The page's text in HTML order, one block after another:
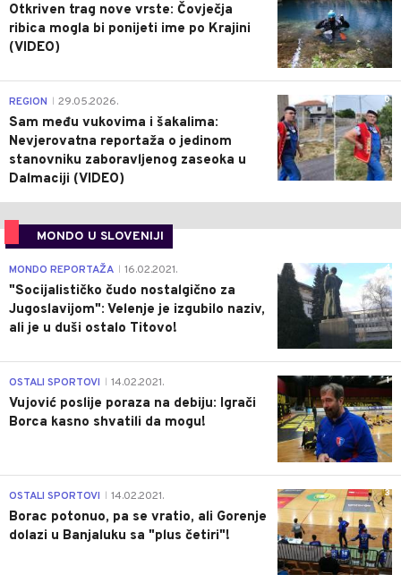
Otkriven trag nove vrste: Čovječja
ribica mogla bi ponijeti ime po Krajini
(VIDEO)
0
REGION 29.05.2026.
Sam među vukovima i šakalima:
Nevjerovatna reportaža o jedinom
stanovniku zaboravljenog zaseoka u
Dalmaciji (VIDEO)
MONDO U SLOVENIJI
4
MONDO REPORTAŽA 16.02.2021.
"Socijalističko čudo nostalgično za
Jugoslavijom": Velenje je izgubilo naziv,
ali je u duši ostalo Titovo!
1
OSTALI SPORTOVI 14.02.2021.
Vujović poslije poraza na debiju: Igrači
Borca kasno shvatili da mogu!
3
OSTALI SPORTOVI 14.02.2021.
Borac potonuo, pa se vratio, ali Gorenje
dolazi u Banjaluku sa "plus četiri"!